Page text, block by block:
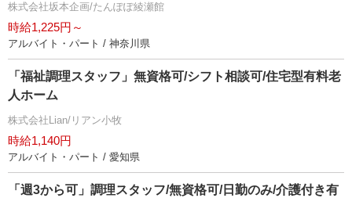
株式会社坂本企画/たんぽぽ綾瀬館
時給1,225円～
アルバイト・パート / 神奈川県
「福祉調理スタッフ」無資格可/シフト相談可/住宅型有料老
人ホーム
株式会社Lian/リアン小牧
時給1,140円
アルバイト・パート / 愛知県
「週3から可」調理スタッフ/無資格可/日勤のみ/介護付き有